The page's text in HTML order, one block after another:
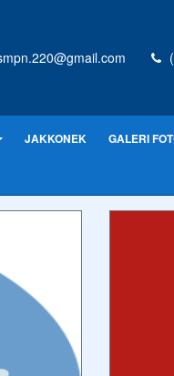
JAKKONEK GALERI